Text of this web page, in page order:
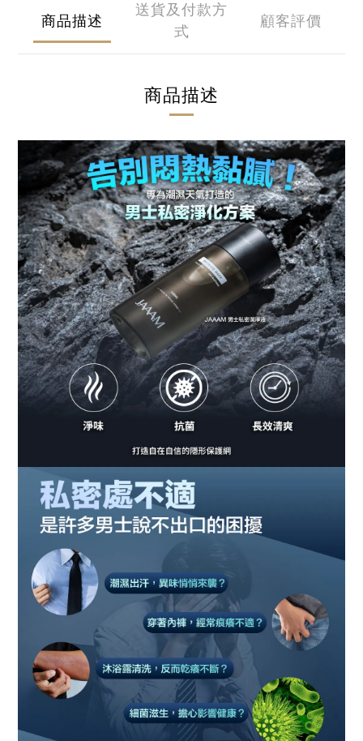
商品描述
送貨及付款方
式
顧客評價
商品描述